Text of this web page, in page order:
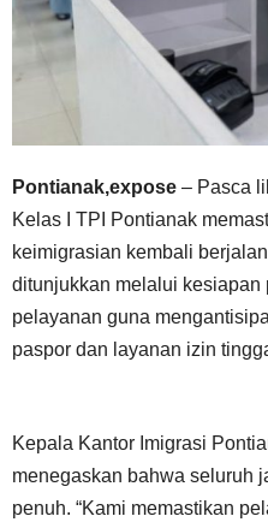
Pontianak,expose – Pasca
Kelas I TPI Pontianak
keimigrasian kembali
ditunjukkan melalui kesiapan
pelayanan guna
paspor dan layanan izin
Kepala Kantor Imigrasi
menegaskan bahwa seluruh
penuh. “Kami memastikan